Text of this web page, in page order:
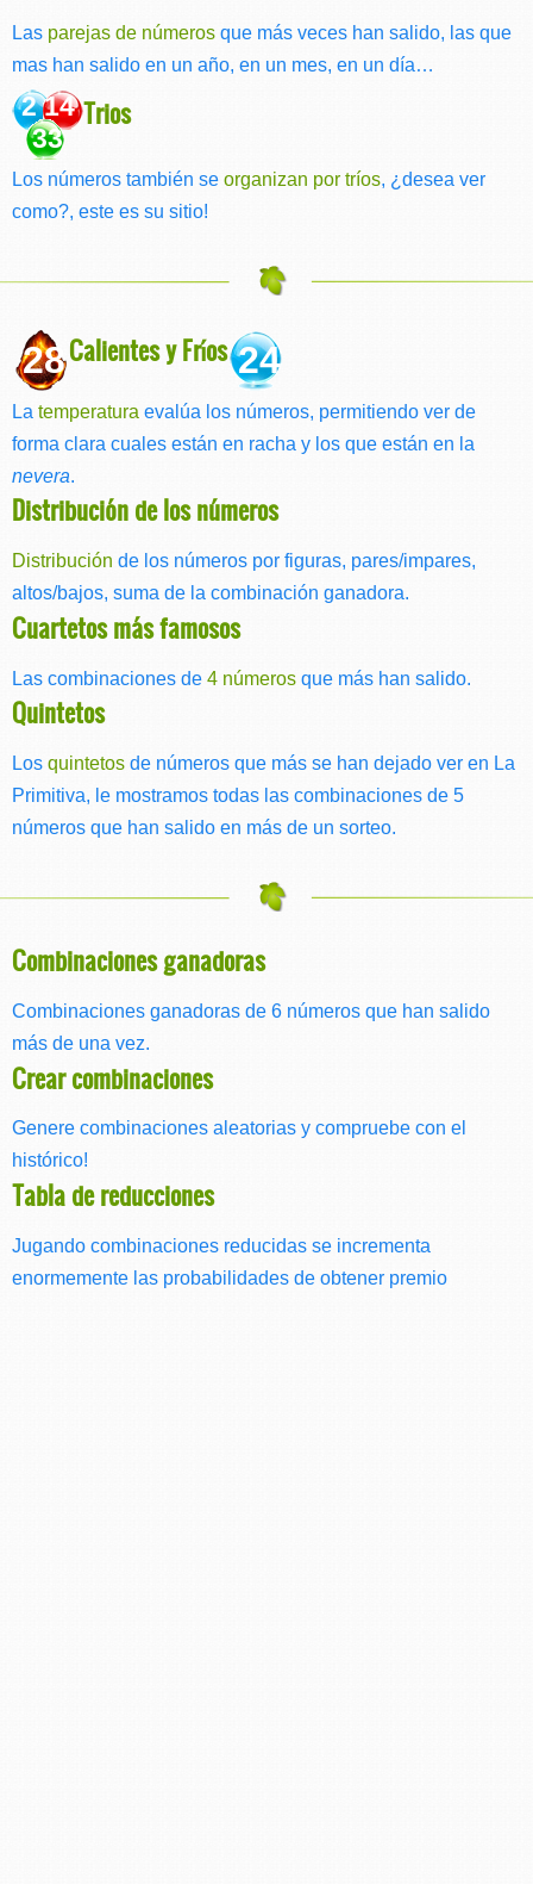
Las parejas de números que más veces han salido, las que
mas han salido en un año, en un mes, en un día…
2 14
33
Trios
Los números también se organizan por tríos, ¿desea ver
como?, este es su sitio!
28Calientes y Fríos24
La temperatura evalúa los números, permitiendo ver de
forma clara cuales están en racha y los que están en la
nevera.
Distribución de los números
Distribución de los números por figuras, pares/impares,
altos/bajos, suma de la combinación ganadora.
Cuartetos más famosos
Las combinaciones de 4 números que más han salido.
Quintetos
Los quintetos de números que más se han dejado ver en La
Primitiva, le mostramos todas las combinaciones de 5
números que han salido en más de un sorteo.
Combinaciones ganadoras
Combinaciones ganadoras de 6 números que han salido
más de una vez.
Crear combinaciones
Genere combinaciones aleatorias y compruebe con el
histórico!
Tabla de reducciones
Jugando combinaciones reducidas se incrementa
enormemente las probabilidades de obtener premio